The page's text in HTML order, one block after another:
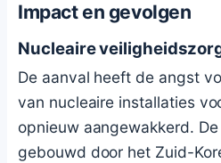
Impact en gevolgen
Nucleaire
De aanval heeft de angst
van nucleaire installaties
opnieuw aangewakkerd.
gebouwd door het Zuid-